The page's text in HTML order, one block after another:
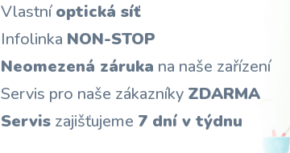
Vlastníoptická síť
Infolinka NON-STOP
Neomezená záruka na naše zařízení
Servis pro naše zákazníky ZDARMA
Servis zajišťujeme 7 dní v týdnu